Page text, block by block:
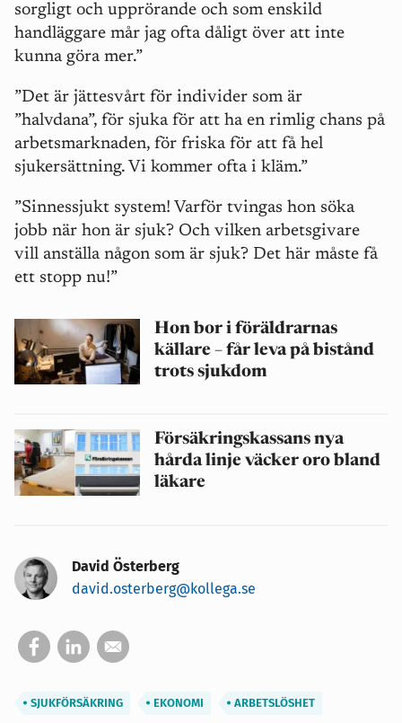
sorgligt och upprörande och som enskild
handläggare mår jag ofta dåligt över att inte
kunna göra mer.”
”Det är jättesvårt för individer som är
”halvdana”, för sjuka för att ha en rimlig chans på
arbetsmarknaden, för friska för att få hel
sjukersättning. Vi kommer ofta i kläm.”
”Sinnessjukt system! Varför tvingas hon söka
jobb när hon är sjuk? Och vilken arbetsgivare
vill anställa någon som är sjuk? Det här måste få
ett stopp nu!”
Hon bor i föräldrarnas
källare – får leva på bistånd
trots sjukdom
Försäkringskassans nya
hårda linje väcker oro bland
läkare
David Österberg
david.osterberg@kollega.se
SJUKFÖRSÄKRING EKONOMI ARBETSLÖSHET